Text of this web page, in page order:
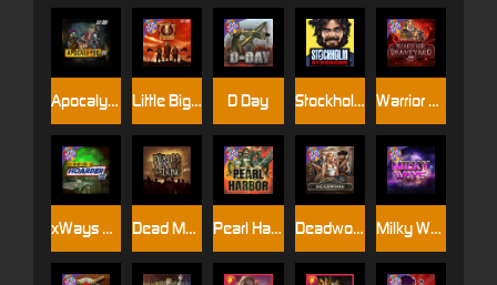
Dead Men Walking
Stockholm Syndrome
Apocalypse Super xNudge Warrior Graveyard xNudge
Little Bighorn
Deadwood xNudge Milky Ways
Pearl Harbor
xWays Hoarder xSplit
D Day